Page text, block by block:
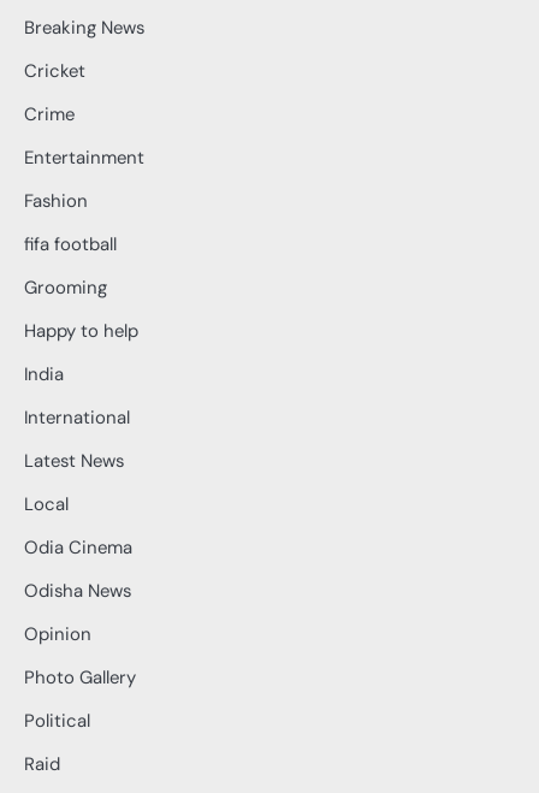
Breaking News
Cricket
Crime
Entertainment
Fashion
fifa football
Grooming
Happy to help
India
International
Latest News
Local
Odia Cinema
Odisha News
Opinion
Photo Gallery
Political
Raid